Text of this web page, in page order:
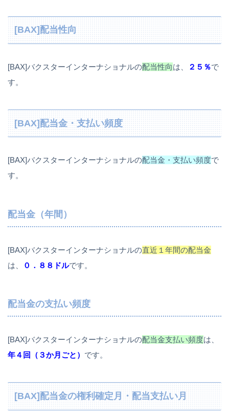
[BAX]配当性向
[BAX]バクスターインターナショナルの配当性向は、 ２５％で
す。
[BAX]配当金・支払い頻度
[BAX]バクスターインターナショナルの配当金・支払い頻度で
す。
配当金（年間）
[BAX]バクスターインターナショナルの直近１年間の配当金
は、
０．８８ドルです。
配当金の支払い頻度
[BAX]バクスターインターナショナルの配当金支払い頻度は、
年４回（３か月ごと） です。
[BAX]配当金の権利確定月・配当支払い月